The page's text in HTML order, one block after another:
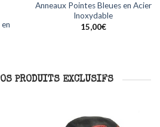
Anneaux Noirs Design Crâne en
Acier Inoxydable
15,00€
PRODUITS EXCLUSIFS